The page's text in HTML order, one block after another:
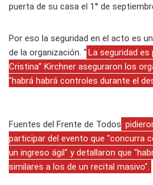
puerta de su casa el 1° de
Por eso la seguridad en el acto es
de la organización. “La seguridad es
Cristina” Kirchner aseguraron los
"habrá habrá controles durante el
Fuentes del Frente de Todos
participar del evento que "concurra
un ingreso ágil" y detallaron que
similares a los de un recital masivo".